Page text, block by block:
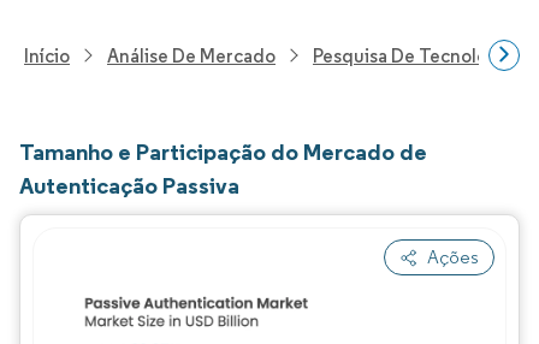
Início Análise De Mercado Pesquisa De Tecnologia,
Tamanho e Participação do Mercado de
Autenticação Passiva
Ações